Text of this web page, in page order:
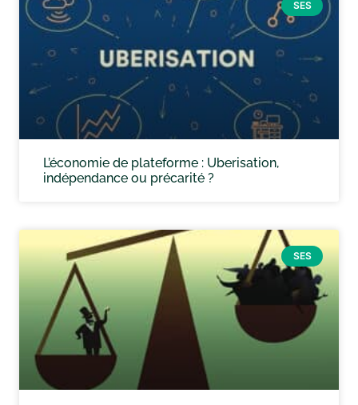
SES
L’économie de plateforme : Uberisation,
indépendance ou précarité ?
SES